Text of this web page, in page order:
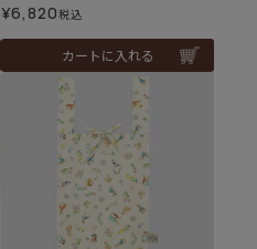
¥6,820税込
カートに入れる